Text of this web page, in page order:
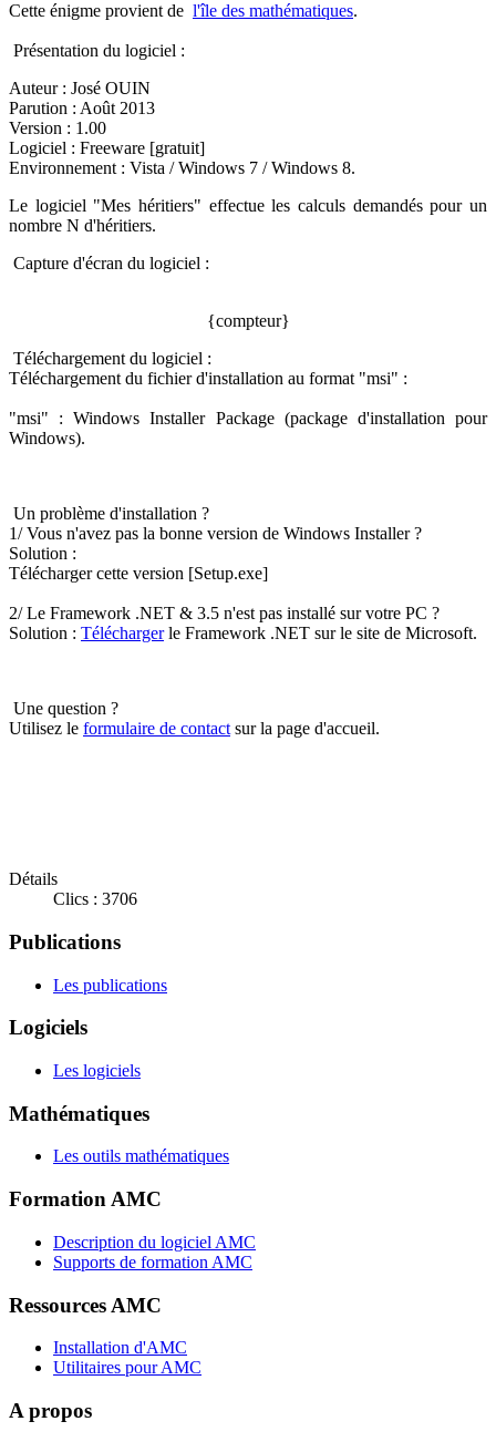
Cette énigme provient de l'île des mathématiques.
Présentation du logiciel :
Auteur : José OUIN
Parution : Août 2013
Version : 1.00
Logiciel : Freeware [gratuit]
Environnement : Vista / Windows 7 / Windows 8.
Le logiciel "Mes héritiers" effectue les calculs demandés pour un
nombre N d'héritiers.
Capture d'écran du logiciel :
{compteur}
Téléchargement du logiciel :
Téléchargement du fichier d'installation au format "msi" :
"msi" : Windows Installer Package (package d'installation pour
Windows).
Un problème d'installation ?
1/ Vous n'avez pas la bonne version de Windows Installer ?
Solution :
Télécharger cette version [Setup.exe]
2/ Le Framework .NET & 3.5 n'est pas installé sur votre PC ?
Solution : Téléchargerle Framework .NET sur le site de Microsoft.
Une question ?
Utilisez le formulaire de contact sur la page d'accueil.
Détails
Clics : 3706
Publications
Les publications
Logiciels
Les logiciels
Mathématiques
Les outils mathématiques
Formation AMC
Description du logiciel AMC
Supports de formation AMC
Ressources AMC
Installation d'AMC
Utilitaires pour AMC
A propos